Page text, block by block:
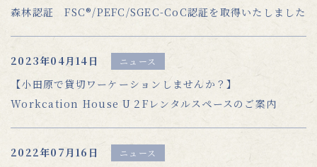
森林認証 FSC®/PEFC/SGEC-CoC認証を取得いたしました
2023年04月14日 ニュース
【小田原で貸切ワーケーションしませんか？】
Workcation House U２Fレンタルスペースのご案内
2022年07月16日 ニュース